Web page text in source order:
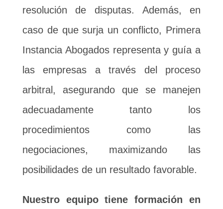
resolución de disputas. Además, en
caso de que surja un conflicto, Primera
Instancia Abogados representa y guía a
las empresas a través del proceso
arbitral, asegurando que se manejen
adecuadamente tanto los
procedimientos como las
negociaciones, maximizando las
posibilidades de un resultado favorable.
Nuestro equipo tiene formación en